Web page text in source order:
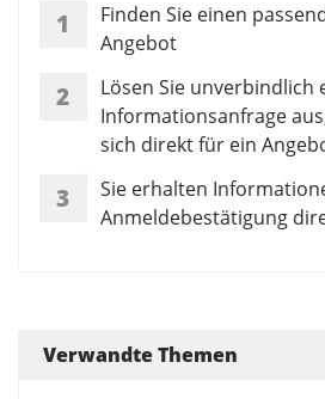
1
Finden Sie einen
Angebot
2
Lösen Sie unverbindlich
Informationsanfrage
sich direkt für ein
3
Sie erhalten
Anmeldebestätigung
Verwandte Themen